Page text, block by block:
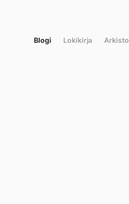
Blogi Lokikirja Arkisto